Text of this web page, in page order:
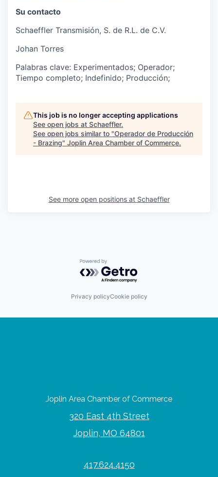
Su contacto
Schaeffler Transmisión, S. de R.L. de C.V.
Johan Torres
Palabras clave: Experimentados; Operador;
Tiempo completo; Indefinido; Producción;
This job is no longer accepting applications
See open jobs at Schaeffler.
See open jobs similar to "Operador de Producción
- Brazing" Joplin Area Chamber of Commerce.
See more open positions at Schaeffler
Powered by Getro.com
Privacy policyCookie policy
Joplin Area Chamber of Commerce
320 East 4th Street
Joplin, MO 64801
417.624.4150